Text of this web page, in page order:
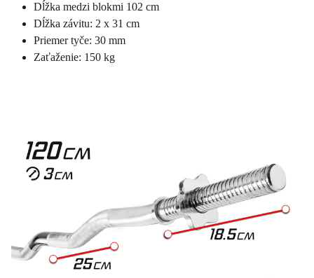
Dĺžka medzi blokmi 102 cm
Dĺžka závitu: 2 x 31 cm
Priemer tyče: 30 mm
Zaťaženie: 150 kg